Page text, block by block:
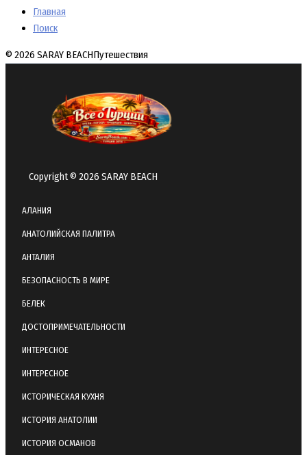
Главная
Поиск
© 2026 SARAY BEACHПутешествия
Copyright © 2026 SARAY BEACH
АЛАНИЯ
АНАТОЛИЙСКАЯ ПАЛИТРА
АНТАЛИЯ
БЕЗОПАСНОСТЬ В МИРЕ
БЕЛЕК
ДОСТОПРИМЕЧАТЕЛЬНОСТИ
ИНТЕРЕСНОЕ
ИНТЕРЕСНОЕ
ИСТОРИЧЕСКАЯ КУХНЯ
ИСТОРИЯ АНАТОЛИИ
ИСТОРИЯ ОСМАНОВ